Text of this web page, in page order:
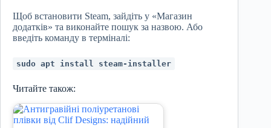
Щоб встановити Steam, зайдіть у «Магазин
додатків» та виконайте пошук за назвою. Або
введіть команду в терміналі:
sudo apt install steam‑installer
Читайте також: